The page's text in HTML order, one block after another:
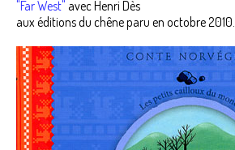
"Far West" avec Henri Dès
aux éditions du chêne paru en octobre 2010.